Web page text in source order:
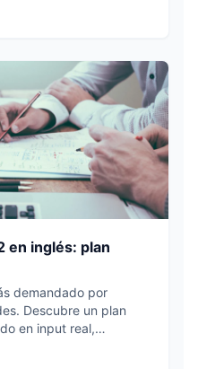
en inglés: plan
demandado por
Descubre un plan
en input real,